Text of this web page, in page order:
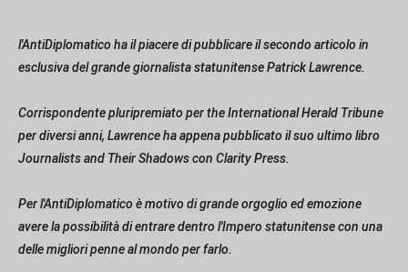
l'AntiDiplomatico ha il piacere di pubblicare il secondo articolo in
esclusiva del grande giornalista statunitense Patrick Lawrence.
Corrispondente pluripremiato per the International Herald Tribune
per diversi anni, Lawrence ha appena pubblicato il suo ultimo libro
Journalists and Their Shadows con Clarity Press.
Per l'AntiDiplomatico è motivo di grande orgoglio ed emozione
avere la possibilità di entrare dentro l'Impero statunitense con una
delle migliori penne al mondo per farlo.